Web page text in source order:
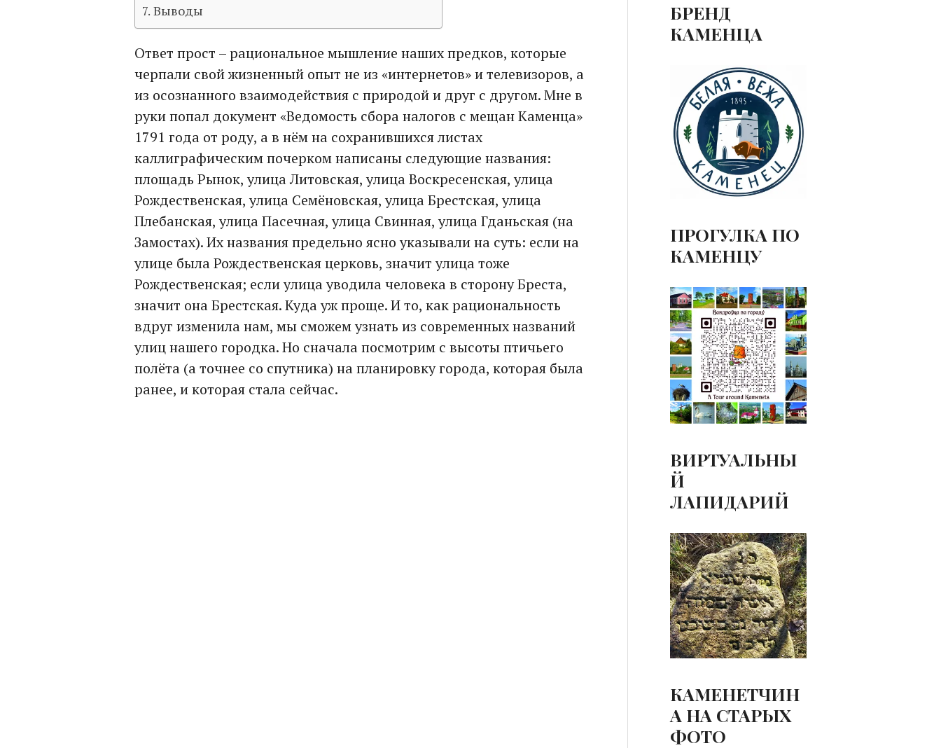
Выводы
Ответ прост – рациональное мышление наших предков, которые
черпали свой жизненный опыт не из «интернетов» и телевизоров, а
из осознанного взаимодействия с природой и друг с другом. Мне в
руки попал документ «Ведомость сбора налогов с мещан Каменца»
1791 года от роду, а в нём на сохранившихся листах
каллиграфическим почерком написаны следующие названия:
площадь Рынок, улица Литовская, улица Воскресенская, улица
Рождественская, улица Семёновская, улица Брестская, улица
Плебанская, улица Пасечная, улица Свинная, улица Гданьская (на
Замостах). Их названия предельно ясно указывали на суть: если на
улице была Рождественская церковь, значит улица тоже
Рождественская; если улица уводила человека в сторону Бреста,
значит она Брестская. Куда уж проще. И то, как рациональность
вдруг изменила нам, мы сможем узнать из современных названий
улиц нашего городка. Но сначала посмотрим с высоты птичьего
полёта (а точнее со спутника) на планировку города, которая была
ранее, и которая стала сейчас.
БРЕНД
КАМЕНЦА
ПРОГУЛКА ПО
КАМЕНЦУ
ВИРТУАЛЬНЫ
Й
ЛАПИДАРИЙ
КАМЕНЕТЧИН
А НА СТАРЫХ
ФОТО